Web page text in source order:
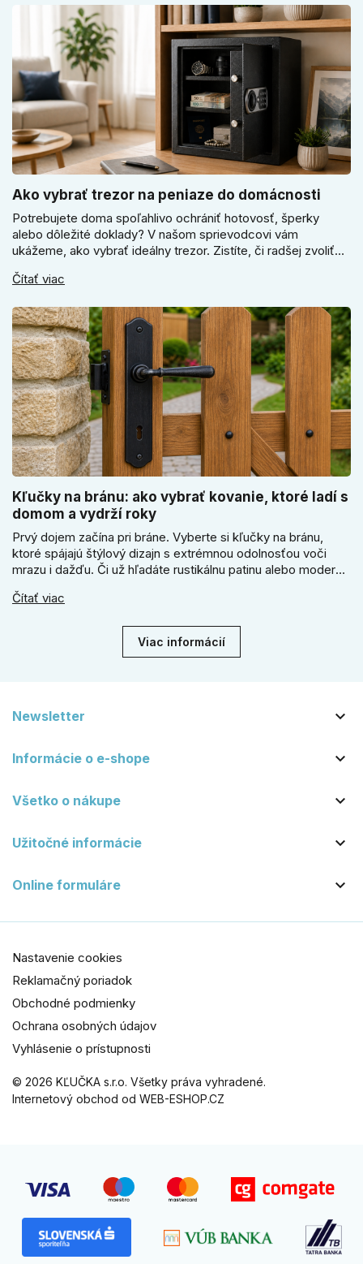
Ako vybrať trezor na peniaze do domácnosti
Potrebujete doma spoľahlivo ochrániť hotovosť, šperky
alebo dôležité doklady? V našom sprievodcovi vám
ukážeme, ako vybrať ideálny trezor. Zistíte, či radšej zvoliť
kľúčové jeho správne ukotvenie.
Čítať viac
Kľučky na bránu: ako vybrať kovanie, ktoré ladí s
domom a vydrží roky
Prvý dojem začína pri bráne. Vyberte si kľučky na bránu,
ktoré spájajú štýlový dizajn s extrémnou odolnosťou voči
mrazu i dažďu. Či už hľadáte rustikálnu patinu alebo moderné
vydrží roky. Zabezpečte svoj vstup kvalitou, ktorá prežije
Čítať viac
Viac informácií
Newsletter 
Informácie o e-shope 
Všetko o nákupe 
Užitočné informácie 
Online formuláre 
© 2026 KĽUČKA s.r.o. Všetky práva vyhradené.
Internetový obchod od WEB-ESHOP.CZ
Nastavenie cookies
Reklamačný poriadok
Obchodné podmienky
Ochrana osobných údajov
Vyhlásenie o prístupnosti